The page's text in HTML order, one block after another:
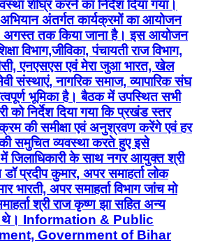
शीघ्र करने का निर्देश दिया गया।
अभियान अंतर्गत कार्यक्रमों का आयोजन
तक किया जाना है। इस आयोजन
विभाग,जीविका, पंचायती राज विभाग,
एनएसएस एवं मेरा जुआ भारत, खेल
संस्थाएं, नागरिक समाज, व्यापारिक संघ
भूमिका है। बैठक में उपस्थित सभी
को निर्देश दिया गया कि प्रखंड स्तर
की समीक्षा एवं अनुश्रवण करेंगे एवं हर
समुचित व्यवस्था करते हुए इसे
जिलाधिकारी के साथ नगर आयुक्त श्री
प्रदीप कुमार, अपर समाहर्ता लोक
भारती, अपर समाहर्ता विभाग जांच मो
श्री राज कृष्ण झा सहित अन्य
थे। Information & Public
Government of Bihar